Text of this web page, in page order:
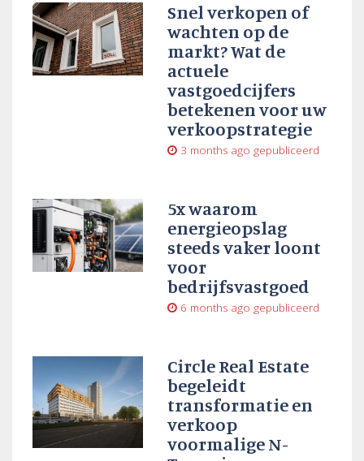
Snel verkopen of
wachten op de
markt? Wat de
actuele
vastgoedcijfers
betekenen voor uw
verkoopstrategie
3 months ago gepubliceerd
5x waarom
energieopslag
steeds vaker loont
voor
bedrijfsvastgoed
6 months ago gepubliceerd
Circle Real Estate
begeleidt
transformatie en
verkoop
voormalige N-